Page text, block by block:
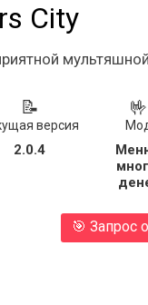
City
📝
версия
2.0.4
🤟
🎯 Запрос